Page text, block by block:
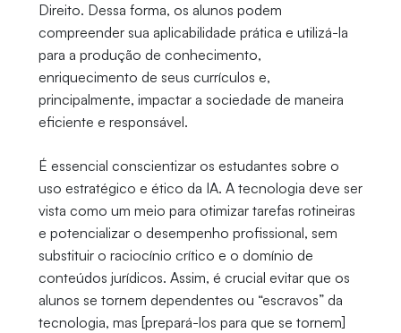
Direito. Dessa forma, os alunos podem
compreender sua aplicabilidade prática e utilizá-la
para a produção de conhecimento,
enriquecimento de seus currículos e,
principalmente, impactar a sociedade de maneira
eficiente e responsável.
É essencial conscientizar os estudantes sobre o
uso estratégico e ético da IA. A tecnologia deve ser
vista como um meio para otimizar tarefas rotineiras
e potencializar o desempenho profissional, sem
substituir o raciocínio crítico e o domínio de
conteúdos jurídicos. Assim, é crucial evitar que os
alunos se tornem dependentes ou “escravos” da
tecnologia, mas [prepará-los para que se tornem]